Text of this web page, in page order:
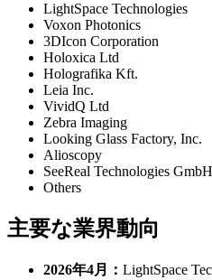
LightSpace Technologies
Voxon Photonics
3DIcon Corporation
Holoxica Ltd
Holografika Kft.
Leia Inc.
VividQ Ltd
Zebra Imaging
Looking Glass Factory, Inc.
Alioscopy
SeeReal Technologies GmbH
Others
主要な業界動向
2026年4月： LightSpace